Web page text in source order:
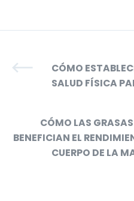
CÓMO
SALUD FÍSICA
CÓMO LAS
BENEFICIAN EL
CUERPO DE LA